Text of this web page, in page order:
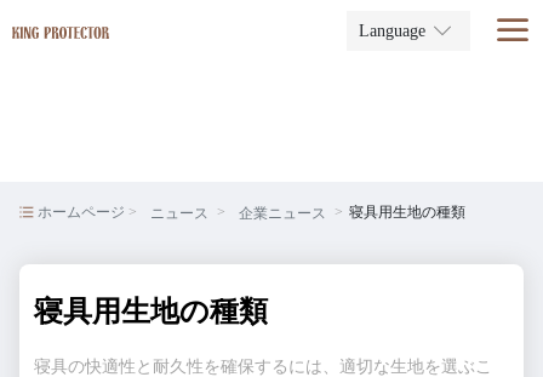
Language
ホームページ ニュース 企業ニュース 寝具用生地の種類
寝具用生地の種類
寝具の快適性と耐久性を確保するには、適切な生地を選ぶこ